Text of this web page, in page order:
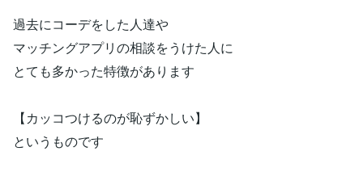
過去にコーデをした人達や
マッチングアプリの相談をうけた人に
とても多かった特徴があります
【カッコつけるのが恥ずかしい】
というものです